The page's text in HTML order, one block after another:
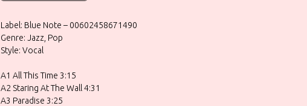
Label: Blue Note – 00602458671490
Genre: Jazz, Pop
Style: Vocal
A1 All This Time 3:15
A2 Staring At The Wall 4:31
A3 Paradise 3:25